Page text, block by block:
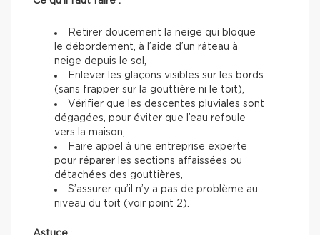
Retirer doucement la neige qui bloque
le débordement, à l’aide d’un râteau à
neige depuis le sol,
Enlever les glaçons visibles sur les bords
(sans frapper sur la gouttière ni le toit),
Vérifier que les descentes pluviales sont
dégagées, pour éviter que l’eau refoule
vers la maison,
Faire appel à une entreprise experte
pour réparer les sections affaissées ou
détachées des gouttières,
S’assurer qu’il n’y a pas de problème au
niveau du toit (voir point 2).